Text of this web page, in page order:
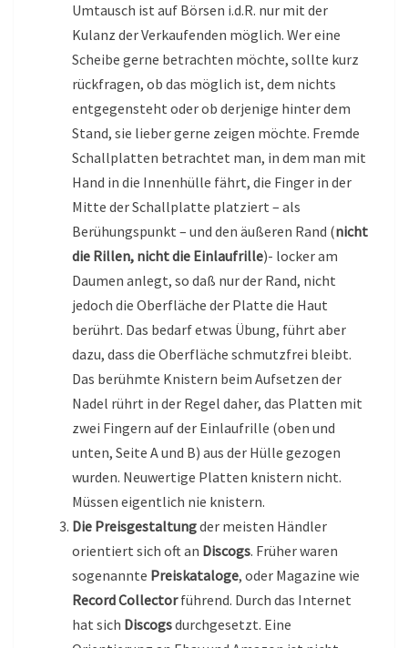
Umtausch ist auf Börsen i.d.R. nur mit der
Kulanz der Verkaufenden möglich. Wer eine
Scheibe gerne betrachten möchte, sollte kurz
rückfragen, ob das möglich ist, dem nichts
entgegensteht oder ob derjenige hinter dem
Stand, sie lieber gerne zeigen möchte. Fremde
Schallplatten betrachtet man, in dem man mit
Hand in die Innenhülle fährt, die Finger in der
Mitte der Schallplatte platziert – als
Berühungspunkt – und den äußeren Rand (nicht
die Rillen, nicht die Einlaufrille)- locker am
Daumen anlegt, so daß nur der Rand, nicht
jedoch die Oberfläche der Platte die Haut
berührt. Das bedarf etwas Übung, führt aber
dazu, dass die Oberfläche schmutzfrei bleibt.
Das berühmte Knistern beim Aufsetzen der
Nadel rührt in der Regel daher, das Platten mit
zwei Fingern auf der Einlaufrille (oben und
unten, Seite A und B) aus der Hülle gezogen
wurden. Neuwertige Platten knistern nicht.
Müssen eigentlich nie knistern.
Die Preisgestaltungder meisten Händler
orientiert sich oft an Discogs. Früher waren
sogenannte Preiskataloge, oder Magazine wie
Record Collectorführend. Durch das Internet
hat sich Discogsdurchgesetzt. Eine